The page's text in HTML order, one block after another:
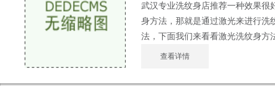
武汉专业洗纹身店推荐一种效果很
身方法，那就是通过激光来进行洗
法，下面我们来看看激光洗纹身方
查看详情